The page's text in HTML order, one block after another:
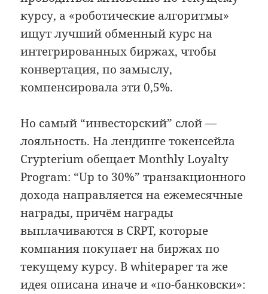
курсу, а «роботические алгоритмы»
ищут лучший обменный курс на
интегрированных биржах, чтобы
конвертация, по замыслу,
компенсировала эти 0,5%.
Но самый “инвесторский” слой —
лояльность. На лендинге токенсейла
Crypterium обещает Monthly Loyalty
Program: “Up to 30%” транзакционного
дохода направляется на ежемесячные
награды, причём награды
выплачиваются в CRPT, которые
компания покупает на биржах по
текущему курсу. В whitepaper та же
идея описана иначе и «по-банковски»: